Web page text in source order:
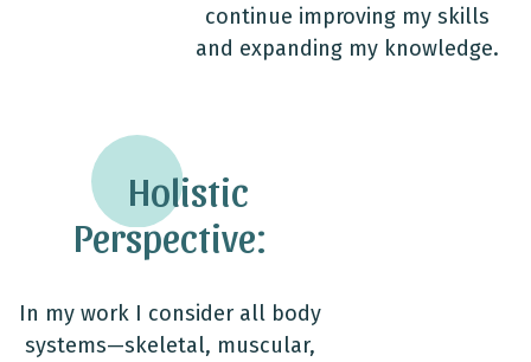
continue improving my skills
and expanding my knowledge.
Holistic
Perspective:
In my work I consider all body
systems—skeletal, muscular,